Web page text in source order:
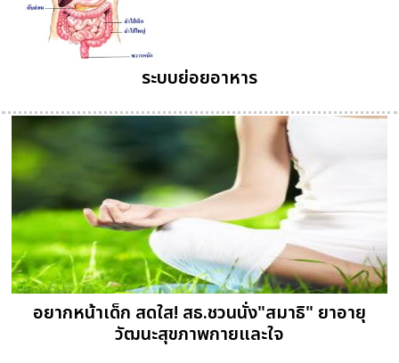
ระบบย่อยอาหาร
อยากหน้าเด็ก สดใส! สธ.ชวนนั่ง"สมาธิ" ยาอายุ
วัฒนะสุขภาพกายและใจ